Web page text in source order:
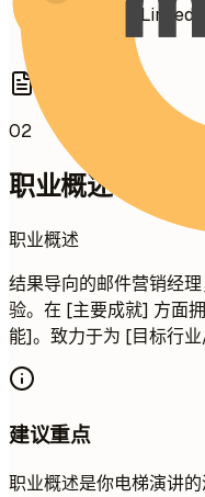
自定义您的
02
职业概述
职业概述
结果导向的邮件营销经
验。在 [主要成就] 方面
能]。致力于为 [目标行
建议重点
职业概述是你电梯演讲